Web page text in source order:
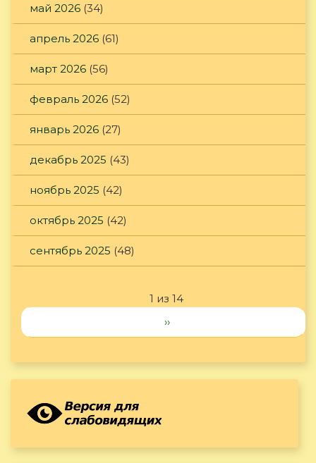
май 2026 (34)
апрель 2026 (61)
март 2026 (56)
февраль 2026 (52)
январь 2026 (27)
декабрь 2025 (43)
ноябрь 2025 (42)
октябрь 2025 (42)
сентябрь 2025 (48)
1 из 14
››